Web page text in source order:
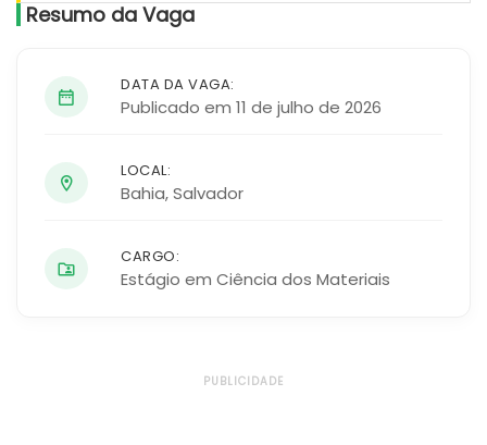
Resumo da Vaga
DATA DA VAGA:
Publicado em 11 de julho de 2026
LOCAL:
Bahia,Salvador
CARGO:
Estágio em Ciência dos Materiais
PUBLICIDADE